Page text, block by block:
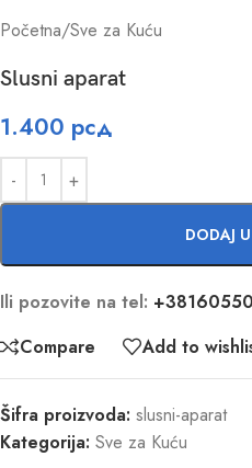
Početna/Sve za Kuću
Slusni aparat
1.400 рсд
DODAJ
Ili pozovite na tel:
Compare
Add to
Šifra proizvoda: slusni-aparat
Kategorija: Sve za Kuću